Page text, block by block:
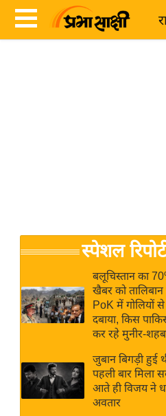
Breaking
News in
Hindi
Hindi
Videos
जगत
राय
बजट
IPL
2026
स्पेशल रिपोर्ट
बलूचिस्तान का
खैबर को तालिबान
PoK में गोलियों
दबाया, किस
कर रहे मुनीर-
जुबान बिगड़ी हुई
पहली बार मिला
आते ही विजय ने
अवतार